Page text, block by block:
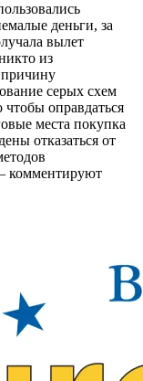
деньги, за
вылет
из
причину
серых схем
оправдаться
места покупка
отказаться от
комментируют